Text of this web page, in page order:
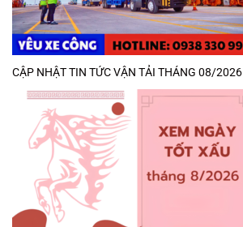
CẬP NHẬT TIN TỨC VẬN TẢI THÁNG 08/2026